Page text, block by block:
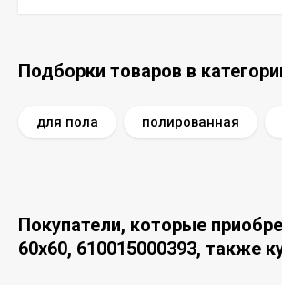
Подборки товаров в
для пола полированная
Покупатели, которые
60x60, 610015000393, также